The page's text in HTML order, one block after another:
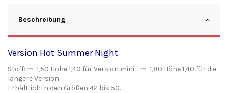
Beschreibung
Version Hot Summer Night
Stoff: m 1,50 Höhe 1,40 für Version mini - m 1,80 Höhe 1,40 für die
längere Version.
Erhältlich in den Größen 42 bis 50.